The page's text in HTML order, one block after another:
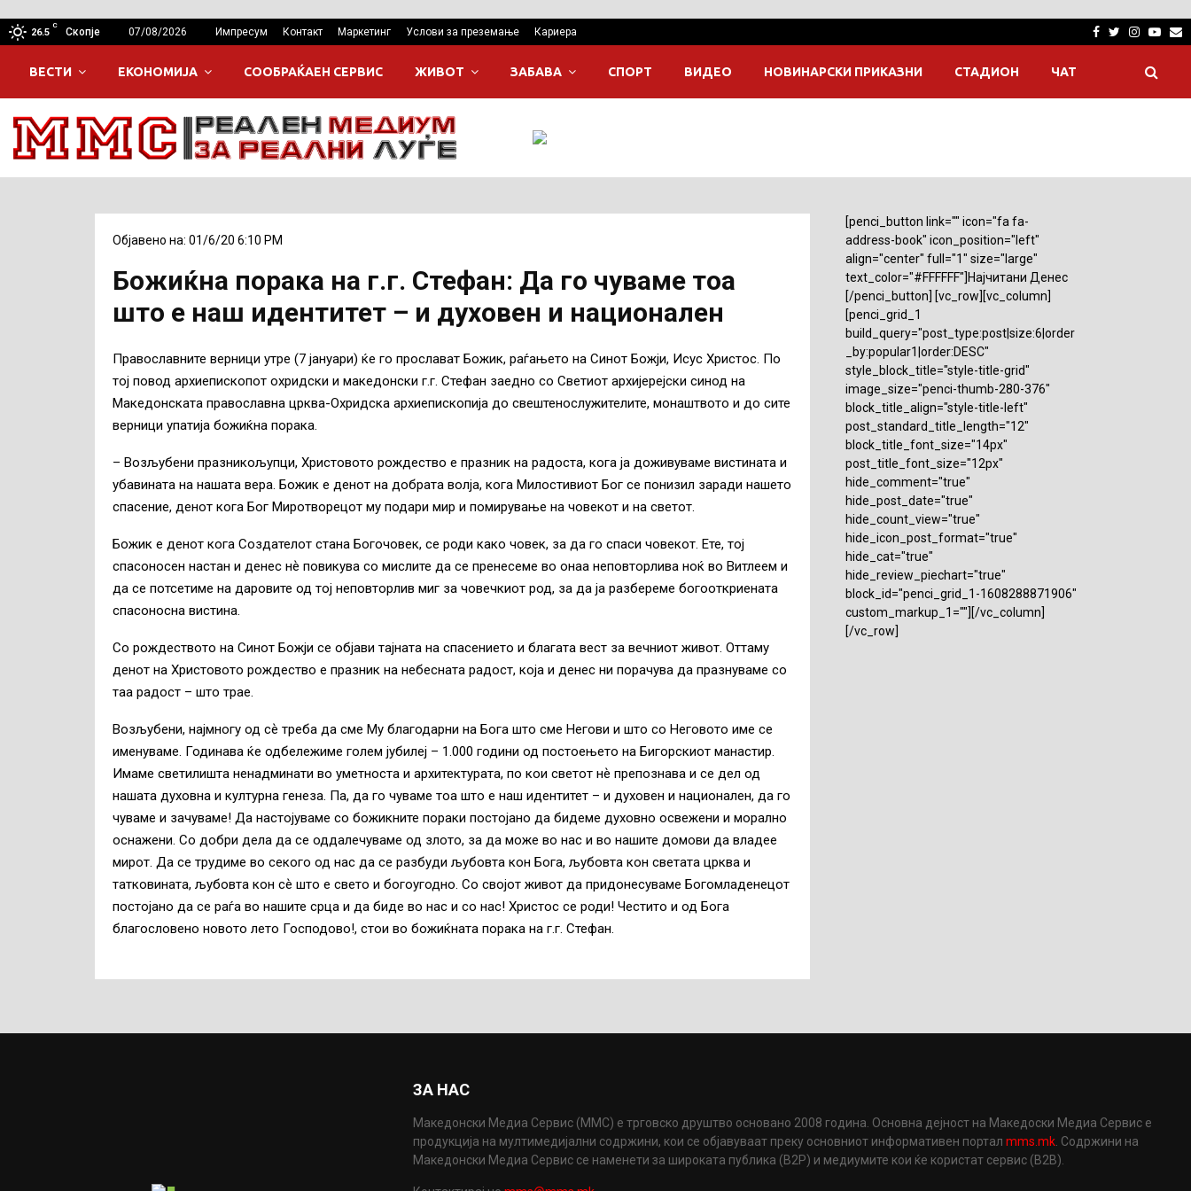
26.5
C
Скопје 07/08/2026 Импресум Контакт Маркетинг Услови за преземање Кариера Facebook
Twitter
ВЕСТИ ЕКОНОМИЈА СООБРАЌАЕН СЕРВИС ЖИВОТ ЗАБАВА СПОРТ ВИДЕО НОВИНАРСКИ ПРИКАЗНИ СТАДИОН ЧАТ
Објавено на: 01/6/20 6:10 PM
Божиќна порака на г.г. Стефан: Да го чуваме тоа
што е наш идентитет – и духовен и национален
Православните верници утре (7 јануари) ќе го прослават Божик, раѓањето на Синот Божји, Исус Христос. По
тој повод архиепископот охридски и македонски г.г. Стефан заедно со Светиот архијерејски синод на
Македонската православна црква-Охридска архиепископија до свештенослужителите, монаштвото и до сите
верници упатија божиќна порака.
– Возљубени празникољупци, Христовото рождество е празник на радоста, кога ја доживуваме вистината и
убавината на нашата вера. Божик е денот на добрата волја, кога Милостивиот Бог се понизил заради нашето
спасение, денот кога Бог Миротворецот му подари мир и помирување на човекот и на светот.
Божик е денот кога Создателот стана Богочовек, се роди како човек, за да го спаси човекот. Ете, тој
спасоносен настан и денес нѐ повикува со мислите да се пренесеме во онаа неповторлива ноќ во Витлеем и
да се потсетиме на даровите од тој неповторлив миг за човечкиот род, за да ја разбереме богооткриената
спасоносна вистина.
Со рождеството на Синот Божји се објави тајната на спасението и благата вест за вечниот живот. Оттаму
денот на Христовото рождество е празник на небесната радост, која и денес ни порачува да празнуваме со
таа радост – што трае.
Возљубени, најмногу од сѐ треба да сме Му благодарни на Бога што сме Негови и што со Неговото име се
именуваме. Годинава ќе одбележиме голем јубилеј – 1.000 години од постоењето на Бигорскиот манастир.
Имаме светилишта ненадминати во уметноста и архитектурата, по кои светот нѐ препознава и се дел од
нашата духовна и културна генеза. Па, да го чуваме тоа што е наш идентитет – и духовен и национален, да го
чуваме и зачуваме! Да настојуваме со божикните пораки постојано да бидеме духовно освежени и морално
оснажени. Со добри дела да се оддалечуваме од злото, за да може во нас и во нашите домови да владее
мирот. Да се трудиме во секого од нас да се разбуди љубовта кон Бога, љубовта кон светата црква и
татковината, љубовта кон сѐ што е свето и богоугодно. Со својот живот да придонесуваме Богомладенецот
постoјано да се раѓа во нашите срца и да биде во нас и со нас! Христос се роди! Честито и од Бога
благословено новото лето Господово!, стои во божиќната порака на г.г. Стефан.
[penci_button link="" icon="fa fa-
address-book" icon_position="left"
align="center" full="1" size="large"
text_color="#FFFFFF"]Најчитани Денес
[/penci_button] [vc_row][vc_column]
[penci_grid_1
build_query="post_type:post|size:6|order
_by:popular1|order:DESC"
style_block_title="style-title-grid"
image_size="penci-thumb-280-376"
block_title_align="style-title-left"
post_standard_title_length="12"
block_title_font_size="14px"
post_title_font_size="12px"
hide_comment="true"
hide_post_date="true"
hide_count_view="true"
hide_icon_post_format="true"
hide_cat="true"
hide_review_piechart="true"
block_id="penci_grid_1-1608288871906"
custom_markup_1=""][/vc_column]
[/vc_row]
ЗА НАС
Македонски Медиа Сервис (ММС) е трговско друштво основано 2008 година. Основна дејност на Македоски Медиа Сервис е
продукција на мултимедијални содржини, кои се објавуваат преку основниот информативен порталmms.mk. Содржини на
Македонски Медиа Сервис се наменети за широката публика (B2P) и медиумите кои ќе користат сервис (B2B).